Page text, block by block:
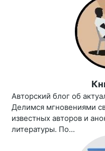
Авторский блог об
Делимся мгновениями
известных авторов и
литературы. По...